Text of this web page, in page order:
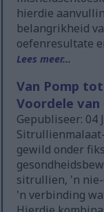
hierdie
belangrikheid
oefenresultate
Lees meer...
Van Pomp
Voordele
Gepubliseer: 04
gewild onder
sitrullien, 'n nie-
'n verbinding